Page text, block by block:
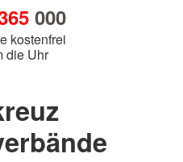
000
kostenfrei
die Uhr